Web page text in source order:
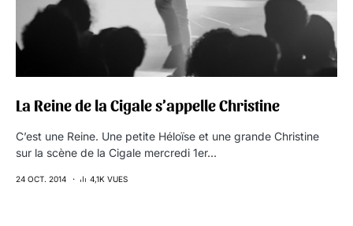
La Reine de la Cigale s’appelle Christine
C’est une Reine. Une petite Héloïse et une grande Christine
sur la scène de la Cigale mercredi 1er…
24 OCT. 2014 4,1K VUES